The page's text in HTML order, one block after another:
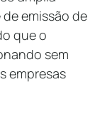
emissão de
que o
sem
empresas